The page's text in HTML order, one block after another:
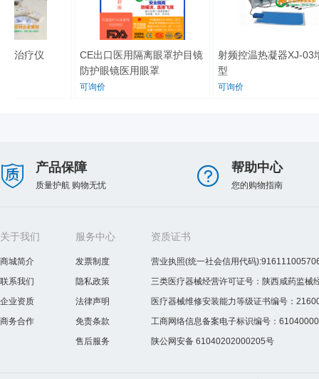
治疗仪
CE出口医用隔离眼罩护目镜
防护眼镜医用眼罩
可询价
射频控温热凝器XJ-03增
型
可询价
产品保障
质量护航 购物无忧
帮助中心
您的购物指南
关于我们
商城简介
联系我们
企业资质
商务合作
服务中心
发票制度
隐私政策
法律声明
免责条款
售后服务
资质证书
营业执照(统一社会信用代码
三类医疗器械经营许可证号：陕西咸药监械
医疗器械维修安装能力等级证书编号：
工商网络信息备案电子标识编号：
陕公网安备 61040202000205号